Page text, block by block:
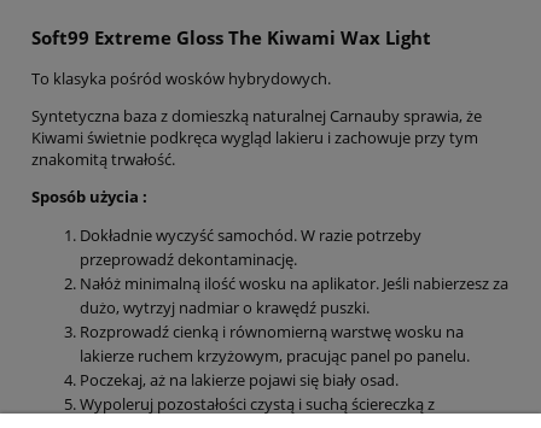
Soft99 Extreme Gloss The Kiwami Wax Light
To klasyka pośród wosków hybrydowych.
Syntetyczna baza z domieszką naturalnej Carnauby sprawia, że
Kiwami świetnie podkręca wygląd lakieru i zachowuje przy tym
znakomitą trwałość.
Sposób użycia :
Dokładnie wyczyść samochód. W razie potrzeby
przeprowadź dekontaminację.
Nałóż minimalną ilość wosku na aplikator. Jeśli nabierzesz za
dużo, wytrzyj nadmiar o krawędź puszki.
Rozprowadź cienką i równomierną warstwę wosku na
lakierze ruchem krzyżowym, pracując panel po panelu.
Poczekaj, aż na lakierze pojawi się biały osad.
Wypoleruj pozostałości czystą i suchą ściereczką z